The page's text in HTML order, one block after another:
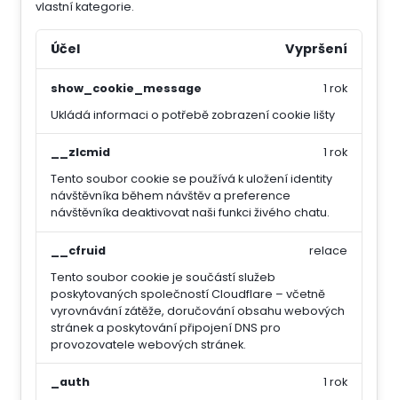
vlastní kategorie.
Účel Vypršení
show_cookie_message
Ukládá informaci o potřebě zobrazení cookie lišty
1 rok
__zlcmid
Tento soubor cookie se používá k uložení identity
návštěvníka během návštěv a preference
návštěvníka deaktivovat naši funkci živého chatu.
1 rok
__cfruid
Tento soubor cookie je součástí služeb
poskytovaných společností Cloudflare – včetně
vyrovnávání zátěže, doručování obsahu webových
stránek a poskytování připojení DNS pro
provozovatele webových stránek.
relace
_auth
1 rok